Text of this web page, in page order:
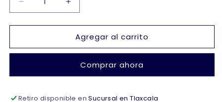
Reducir
cantidad
para
de
colors
Alfani
Aumentar
cantidad
para
Bikini
de
caballero
colors
Alfani
Agregar al carrito
Comprar ahora
Retiro disponible enSucursal en Tlaxcala